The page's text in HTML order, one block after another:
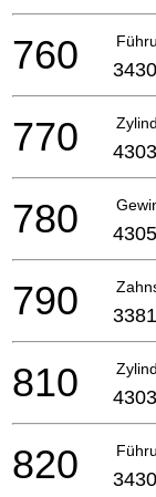
760
770
780
790
810
820